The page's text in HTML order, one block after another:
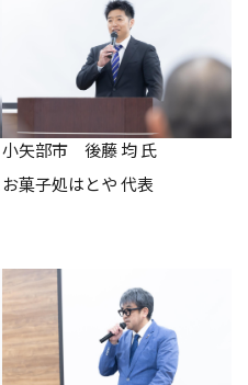
小矢部市 後藤 均 氏
お菓子処はとや 代表